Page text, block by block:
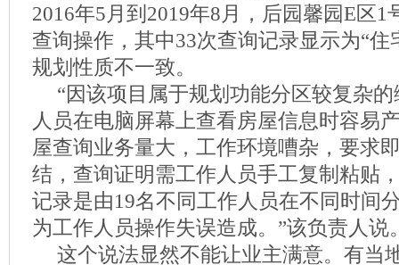
2016年5月到2019年8月，后园馨园E区1
查询操作，其中33次查询记录显示为“住
规划性质不一致。
“因该项目属于规划功能分区较复杂
人员在电脑屏幕上查看房屋信息时容易
屋查询业务量大，工作环境嘈杂，要求
结，查询证明需工作人员手工复制粘贴
记录是由19名不同工作人员在不同时间
为工作人员操作失误造成。”该负责人说
这个说法显然不能让业主满意。有当